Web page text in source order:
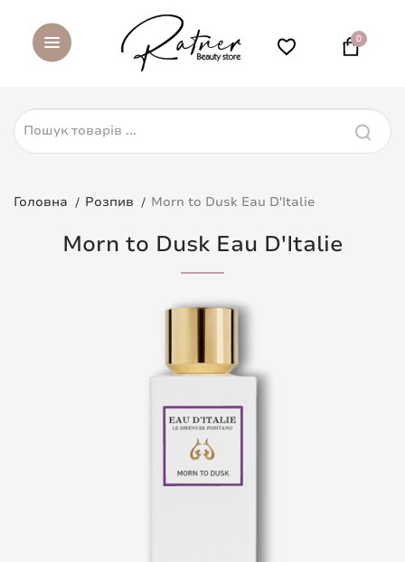
0
Головна Розпив Morn to Dusk Eau D'Italie
Morn to Dusk Eau D'Italie